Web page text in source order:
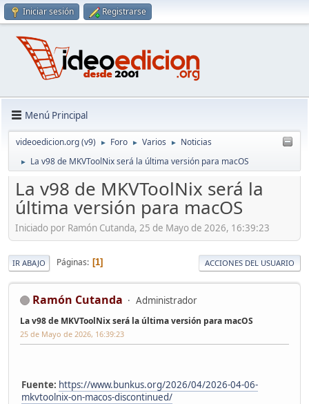
Iniciar sesión Registrarse
Menú Principal
videoedicion.org (v9) ► Foro ► Varios ► Noticias
► La v98 de MKVToolNix será la última versión para macOS
La v98 de MKVToolNix será la
última versión para macOS
Iniciado por Ramón Cutanda, 25 de Mayo de 2026, 16:39:23
IR ABAJO Páginas 1 ACCIONES DEL USUARIO
Ramón Cutanda Administrador
La v98 de MKVToolNix será la última versión para macOS
25 de Mayo de 2026, 16:39:23
Fuente: https://www.bunkus.org/2026/04/2026-04-06-
mkvtoolnix-on-macos-discontinued/